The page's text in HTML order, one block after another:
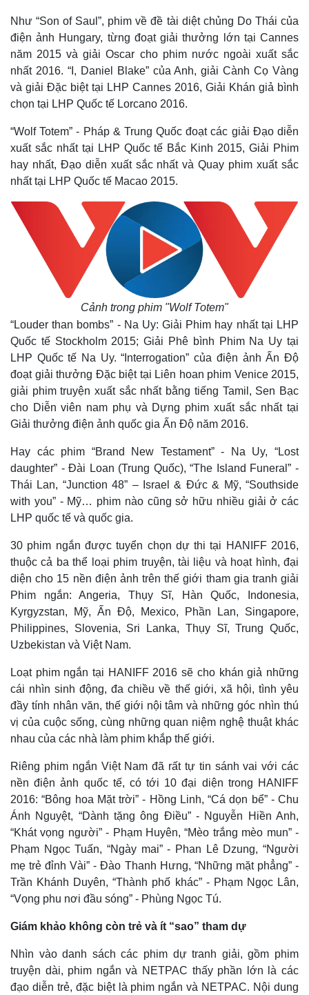
Kinh tế
Bất động sản
Khởi nghiệp
Thị trường
Giá vàng
Tiêu dùng
Tỷ giá
Chứng khoán
Giá cà phê
Như “Son of Saul”, phim về đề tài diệt chủng Do Thái của
điện ảnh Hungary, từng đoạt giải thưởng lớn tại Cannes
năm 2015 và giải Oscar cho phim nước ngoài xuất sắc
nhất 2016. “I, Daniel Blake” của Anh, giải Cành Cọ Vàng
và giải Đặc biệt tại LHP Cannes 2016, Giải Khán giả bình
chọn tại LHP Quốc tế Lorcano 2016.
“Wolf Totem” - Pháp & Trung Quốc đoạt các giải Đạo diễn
xuất sắc nhất tại LHP Quốc tế Bắc Kinh 2015, Giải Phim
hay nhất, Đạo diễn xuất sắc nhất và Quay phim xuất sắc
nhất tại LHP Quốc tế Macao 2015.
Cảnh trong phim "Wolf Totem"
“Louder than bombs” - Na Uy: Giải Phim hay nhất tại LHP
Quốc tế Stockholm 2015; Giải Phê bình Phim Na Uy tại
LHP Quốc tế Na Uy. “Interrogation” của điện ảnh Ấn Độ
đoạt giải thưởng Đặc biệt tại Liên hoan phim Venice 2015,
giải phim truyện xuất sắc nhất bằng tiếng Tamil, Sen Bạc
cho Diễn viên nam phụ và Dựng phim xuất sắc nhất tại
Giải thưởng điện ảnh quốc gia Ấn Độ năm 2016.
Hay các phim “Brand New Testament” - Na Uy, “Lost
daughter” - Đài Loan (Trung Quốc), “The Island Funeral” -
Thái Lan, “Junction 48” – Israel & Đức & Mỹ, “Southside
with you” - Mỹ… phim nào cũng sở hữu nhiều giải ở các
LHP quốc tế và quốc gia.
30 phim ngắn được tuyển chọn dự thi tại HANIFF 2016,
thuộc cả ba thể loại phim truyện, tài liệu và hoạt hình, đại
diện cho 15 nền điện ảnh trên thế giới tham gia tranh giải
Phim ngắn: Angeria, Thụy Sĩ, Hàn Quốc, Indonesia,
Kyrgyzstan, Mỹ, Ấn Độ, Mexico, Phần Lan, Singapore,
Philippines, Slovenia, Sri Lanka, Thụy Sĩ, Trung Quốc,
Uzbekistan và Việt Nam.
Loạt phim ngắn tại HANIFF 2016 sẽ cho khán giả những
cái nhìn sinh động, đa chiều về thế giới, xã hội, tình yêu
đầy tính nhân văn, thế giới nội tâm và những góc nhìn thú
vị của cuộc sống, cùng những quan niệm nghệ thuật khác
nhau của các nhà làm phim khắp thế giới.
Riêng phim ngắn Việt Nam đã rất tự tin sánh vai với các
nền điện ảnh quốc tế, có tới 10 đại diện trong HANIFF
2016: “Bông hoa Mặt trời” - Hồng Linh, “Cá dọn bể” - Chu
Ánh Nguyệt, “Dành tặng ông Điều” - Nguyễn Hiền Anh,
“Khát vọng người” - Phạm Huyên, “Mèo trắng mèo mun” -
Phạm Ngọc Tuấn, “Ngày mai” - Phan Lê Dzung, “Người
mẹ trẻ đỉnh Vài” - Đào Thanh Hưng, “Những mặt phẳng” -
Trần Khánh Duyên, “Thành phố khác” - Phạm Ngọc Lân,
“Vọng phu nơi đầu sóng” - Phùng Ngọc Tú.
Giám khảo không còn trẻ và ít “sao” tham dự
Nhìn vào danh sách các phim dự tranh giải, gồm phim
truyện dài, phim ngắn và NETPAC thấy phần lớn là các
đạo diễn trẻ, đặc biệt là phim ngắn và NETPAC. Nội dung